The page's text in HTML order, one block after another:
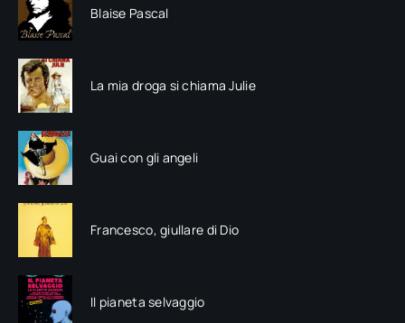
Blaise Pascal
La mia droga si chiama Julie
Guai con gli angeli
Francesco, giullare di Dio
Il pianeta selvaggio